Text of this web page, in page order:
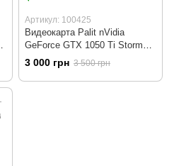
Артикул: 100425
Видеокарта Palit nVidia
GeForce GTX 1050 Ti StormX
4GB GDDR5 128bit
(NE5105T018G1-1070F) - б/у
3 000 грн 3 500 грн